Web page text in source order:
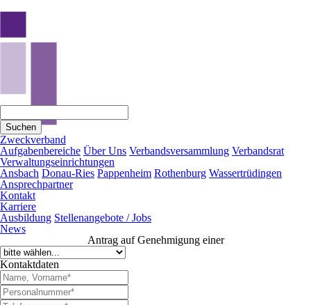
Suchen
Zweckverband
Aufgabenbereiche Über Uns Verbandsversammlung Verbandsrat
Verwaltungseinrichtungen
Ansbach Donau-Ries Pappenheim Rothenburg Wassertrüdingen
Ansprechpartner
Kontakt
Karriere
Ausbildung Stellenangebote / Jobs
News
Antrag auf Genehmigung einer
Kontaktdaten